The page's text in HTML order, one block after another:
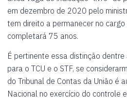
em dezembro de 2020 pelo
tem direito a permanecer no
completará 75 anos.
É pertinente essa distinção
para o TCU e o STF, se
do Tribunal de Contas da União é
Nacional no exercício do controle